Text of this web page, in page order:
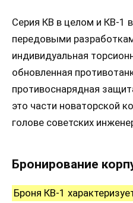
Серия КВ в целом и КВ-1
передовыми
индивидуальная
обновленная
противоснарядная
это части новаторской
голове советских
Бронирование
Броня КВ-1